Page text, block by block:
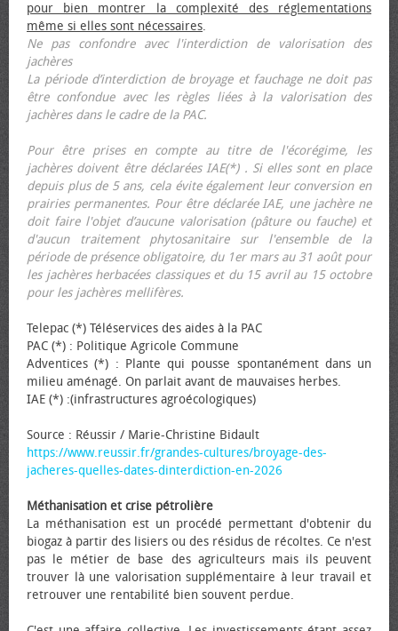
pour bien montrer la complexité des réglementations
même si elles sont nécessaires.
Ne pas confondre avec l'interdiction de valorisation des
jachères
La période d’interdiction de broyage et fauchage ne doit pas
être confondue avec les règles liées à la valorisation des
jachères dans le cadre de la PAC.
Pour être prises en compte au titre de l'écorégime, les
jachères doivent être déclarées IAE(*) . Si elles sont en place
depuis plus de 5 ans, cela évite également leur conversion en
prairies permanentes. Pour être déclarée IAE, une jachère ne
doit faire l'objet d’aucune valorisation (pâture ou fauche) et
d'aucun traitement phytosanitaire sur l'ensemble de la
période de présence obligatoire, du 1er mars au 31 août pour
les jachères herbacées classiques et du 15 avril au 15 octobre
pour les jachères mellifères.
Telepac (*) Téléservices des aides à la PAC
PAC (*) : Politique Agricole Commune
Adventices (*) : Plante qui pousse spontanément dans un
milieu aménagé. On parlait avant de mauvaises herbes.
IAE (*) :(infrastructures agroécologiques)
Source : Réussir / Marie-Christine Bidault
https://www.reussir.fr/grandes-cultures/broyage-des-
jacheres-quelles-dates-dinterdiction-en-2026
Méthanisation et crise pétrolière
La méthanisation est un procédé permettant d'obtenir du
biogaz à partir des lisiers ou des résidus de récoltes. Ce n'est
pas le métier de base des agriculteurs mais ils peuvent
trouver là une valorisation supplémentaire à leur travail et
retrouver une rentabilité bien souvent perdue.